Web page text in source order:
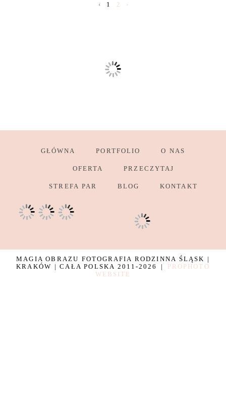
‹ 1 2 ›
GŁÓWNA PORTFOLIO O NAS
OFERTA PRZECZYTAJ
STREFA PAR BLOG KONTAKT
MAGIA OBRAZU FOTOGRAFIA RODZINNA ŚLĄSK |
KRAKÓW | CAŁA POLSKA 2011-2026
|
PROPHOTO
WEBSITE